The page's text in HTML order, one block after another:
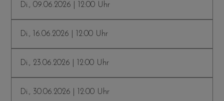
Di., 09.06.2026 | 12:00 Uhr
Di., 16.06.2026 | 12:00 Uhr
Di., 23.06.2026 | 12:00 Uhr
Di., 30.06.2026 | 12:00 Uhr